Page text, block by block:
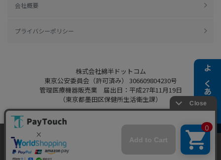
よくある質問
会社概要
プライバシーポリシー
株式会社綿半ドットコム
東京公安委員会（許可済み） 306609804230号
管理医療機器販売業 届出日：平成27年11月19日
（東京都墨田区保健所生活衛生課）
Copyright 2022
当ウェブサイトでは、お客様により良いサービス
をご提供するため、クッキーを利用しています。
サイト利用を継続することにより、クッキーの使
同意する